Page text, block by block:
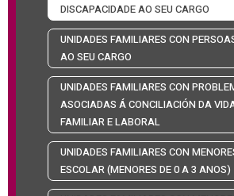
DISCAPACIDADE AO SEU CARGO
UNIDADES FAMILIARES CON
AO SEU CARGO
UNIDADES FAMILIARES CON
ASOCIADAS Á CONCILIACIÓN DA
FAMILIAR E LABORAL
UNIDADES FAMILIARES CON
ESCOLAR (MENORES DE 0 A 3 ANOS)